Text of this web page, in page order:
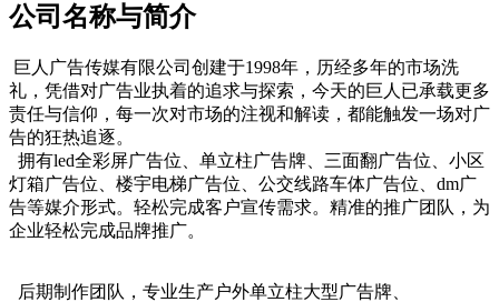
公司名称与简介
巨人广告传媒有限公司创建于1998年，历经多年的市场洗
礼，凭借对广告业执着的追求与探索，今天的巨人已承载更多
责任与信仰，每一次对市场的注视和解读，都能触发一场对广
告的狂热追逐。
拥有led全彩屏广告位、单立柱广告牌、三面翻广告位、小区
灯箱广告位、楼宇电梯广告位、公交线路车体广告位、dm广
告等媒介形式。轻松完成客户宣传需求。精准的推广团队，为
企业轻松完成品牌推广。
后期制作团队，专业生产户外单立柱大型广告牌、